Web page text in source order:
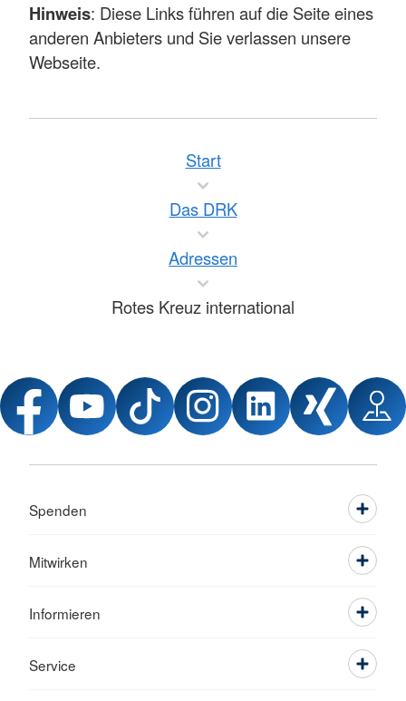
Hinweis: Diese Links führen auf die Seite eines
anderen Anbieters und Sie verlassen unsere
Webseite.
Start
Das DRK
Adressen
Rotes Kreuz international
Spenden
Mitwirken
Informieren
Service